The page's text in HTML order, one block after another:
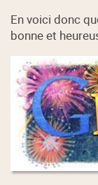
En voici donc
bonne et